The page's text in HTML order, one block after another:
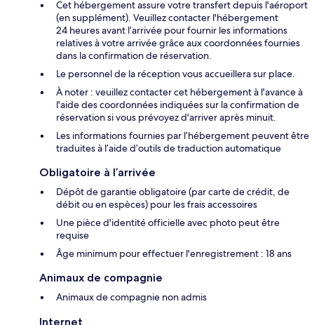
Cet hébergement assure votre transfert depuis l'aéroport
(en supplément). Veuillez contacter l'hébergement
24 heures avant l’arrivée pour fournir les informations
relatives à votre arrivée grâce aux coordonnées fournies
dans la confirmation de réservation.
Le personnel de la réception vous accueillera sur place.
À noter : veuillez contacter cet hébergement à l'avance à
l'aide des coordonnées indiquées sur la confirmation de
réservation si vous prévoyez d'arriver après minuit.
Les informations fournies par l’hébergement peuvent être
traduites à l’aide d’outils de traduction automatique
Obligatoire à l’arrivée
Dépôt de garantie obligatoire (par carte de crédit, de
débit ou en espèces) pour les frais accessoires
Une pièce d'identité officielle avec photo peut être
requise
Âge minimum pour effectuer l'enregistrement : 18 ans
Animaux de compagnie
Animaux de compagnie non admis
Internet